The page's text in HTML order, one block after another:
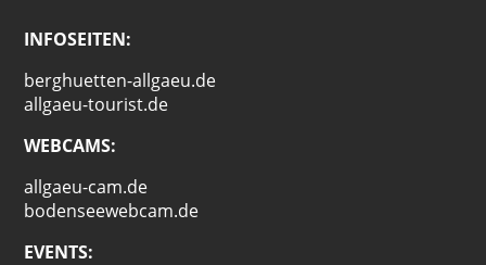
INFOSEITEN:
berghuetten-allgaeu.de
allgaeu-tourist.de
WEBCAMS:
allgaeu-cam.de
bodenseewebcam.de
EVENTS: